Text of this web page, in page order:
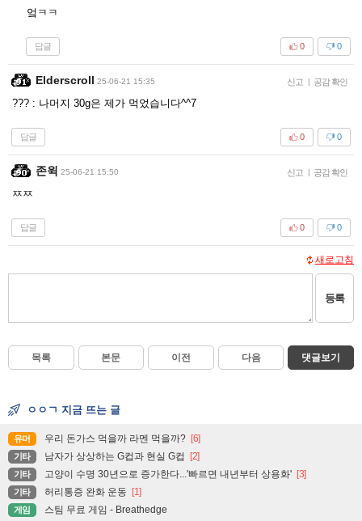
엌ㅋㅋ
답글 0
0
Elderscroll 25-06-21 15:35 신고 | 공감 확인
??? : 나머지 30g은 제가 먹었습니다^^7
답글 0
0
존윅 25-06-21 15:50 신고 | 공감 확인
ㅉㅉ
답글 0
0
새로고침
등록
목록 본문 이전 다음 댓글보기
ㅇㅇㄱ 지금 뜨는 글
유머 우리 돈가스 먹을까 라멘 먹을까? [6]
기타 남자가 상상하는 G컵과 현실 G컵 [2]
기타 고양이 수명 30년으로 증가한다...'빠르면 내년부터 상용화' [3]
기타 허리통증 완화 운동 [1]
게임 스팀 무료 게임 - Breathedge